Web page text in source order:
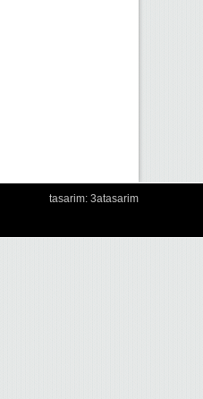
tasarim: 3atasarim